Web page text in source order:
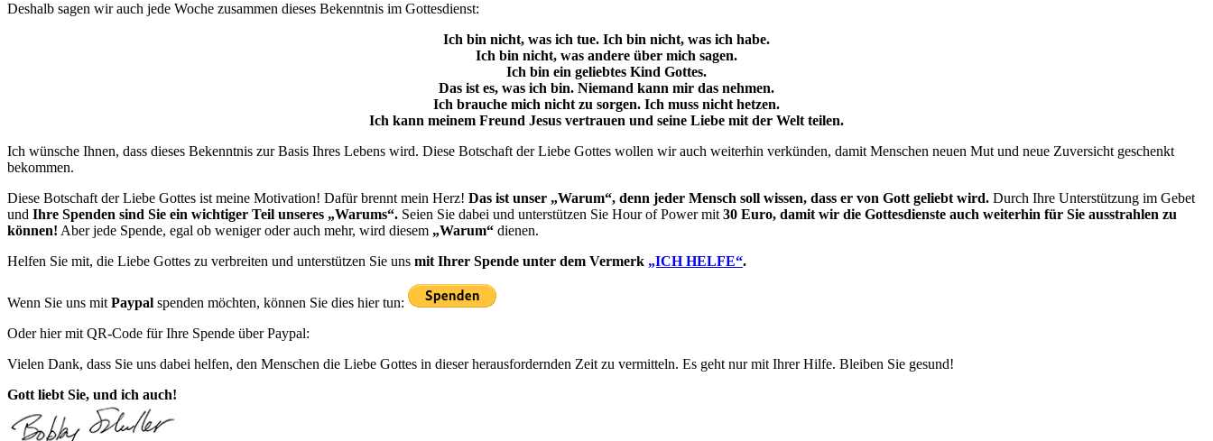
Deshalb sagen wir auch jede Woche zusammen dieses Bekenntnis im Gottesdienst:
Ich bin nicht, was ich tue. Ich bin nicht, was ich habe.
Ich bin nicht, was andere über mich sagen.
Ich bin ein geliebtes Kind Gottes.
Das ist es, was ich bin. Niemand kann mir das nehmen.
Ich brauche mich nicht zu sorgen. Ich muss nicht hetzen.
Ich kann meinem Freund Jesus vertrauen und seine Liebe mit der Welt teilen.
Ich wünsche Ihnen, dass dieses Bekenntnis zur Basis Ihres Lebens wird. Diese Botschaft der Liebe Gottes wollen wir auch weiterhin verkünden, damit Menschen neuen Mut und neue Zuversicht geschenkt
bekommen.
Diese Botschaft der Liebe Gottes ist meine Motivation! Dafür brennt mein Herz! Das ist unser „Warum“, denn jeder Mensch soll wissen, dass er von Gott geliebt wird. Durch Ihre Unterstützung im Gebet
und Ihre Spenden sind Sie ein wichtiger Teil unseres „Warums“. Seien Sie dabei und unterstützen Sie Hour of Power mit 30 Euro, damit wir die Gottesdienste auch weiterhin für Sie ausstrahlen zu
können! Aber jede Spende, egal ob weniger oder auch mehr, wird diesem „Warum“ dienen.
Helfen Sie mit, die Liebe Gottes zu verbreiten und unterstützen Sie uns mit Ihrer Spende unter dem Vermerk „ICH HELFE“.
Wenn Sie uns mit Paypal spenden möchten, können Sie dies hier tun:
Oder hier mit QR-Code für Ihre Spende über Paypal:
Vielen Dank, dass Sie uns dabei helfen, den Menschen die Liebe Gottes in dieser herausfordernden Zeit zu vermitteln. Es geht nur mit Ihrer Hilfe. Bleiben Sie gesund!
Gott liebt Sie, und ich auch!